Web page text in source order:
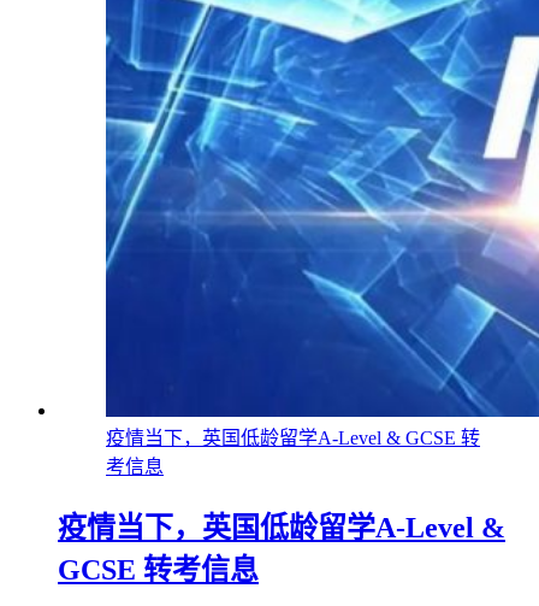
疫情当下，英国低龄留学A-Level & GCSE 转
考信息
疫情当下，英国低龄留学A-Level &
GCSE 转考信息